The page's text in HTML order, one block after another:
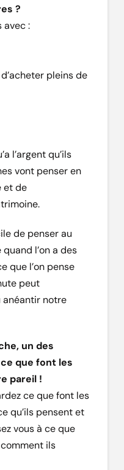
?
avec :
pleins de
l’argent qu’ils
vont penser en
et de
de penser au
l’on a des
que l’on pense
peut
anéantir notre
un des
que font les
pareil !
ce que font les
qu’ils pensent et
vous à ce que
ils